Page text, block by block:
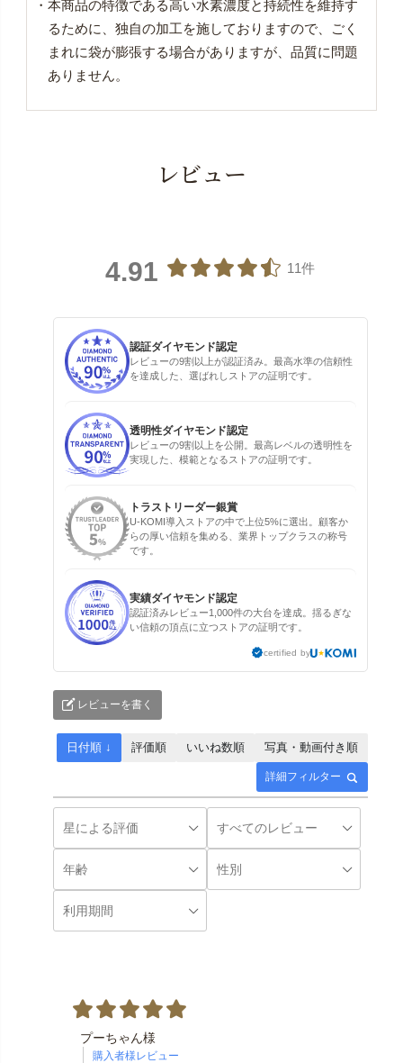
・本商品の特徴である高い水素濃度と持続性を維持す
るために、独自の加工を施しておりますので、ごく
まれに袋が膨張する場合がありますが、品質に問題
ありません。
レビュー
4.91 11件
認証ダイヤモンド認定
レビューの9割以上が認証済み。最高水準の信頼性
を達成した、選ばれしストアの証明です。
透明性ダイヤモンド認定
レビューの9割以上を公開。最高レベルの透明性を
実現した、模範となるストアの証明です。
トラストリーダー銀賞
U-KOMI導入ストアの中で上位5%に選出。顧客か
らの厚い信頼を集める、業界トップクラスの称号
です。
実績ダイヤモンド認定
認証済みレビュー1,000件の大台を達成。揺るぎな
い信頼の頂点に立つストアの証明です。
certified by
レビューを書く
詳細フィルター
日付順 ↓ 評価順 いいね数順 写真・動画付き順
プーちゃん様